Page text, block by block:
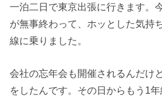
一泊二日で東京出張に行きます。
が無事終わって、ホッとした気持
線に乗りました。
会社の忘年会も開催されるんだけ
をしたんです。その日からもう1